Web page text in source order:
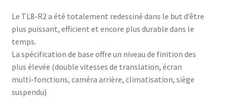
Le TL8-R2 a été totalement redessiné dans le but d’être
plus puissant, efficient et encore plus durable dans le
temps.
La spécification de base offre un niveau de finition des
plus élevée (double vitesses de translation, écran
multi-fonctions, caméra arrière, climatisation, siège
suspendu)